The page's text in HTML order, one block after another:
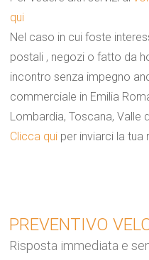
qui
Nel caso in cui foste
postali , negozi o fatto da
incontro senza impegno
commerciale in Emilia
Lombardia, Toscana, Valle
Clicca qui per inviarci la tua
PREVENTIVO
Risposta immediata e